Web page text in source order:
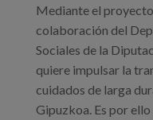
Mediante el proyecto
colaboración del
Sociales de la
quiere impulsar la
cuidados de larga
Gipuzkoa. Es por